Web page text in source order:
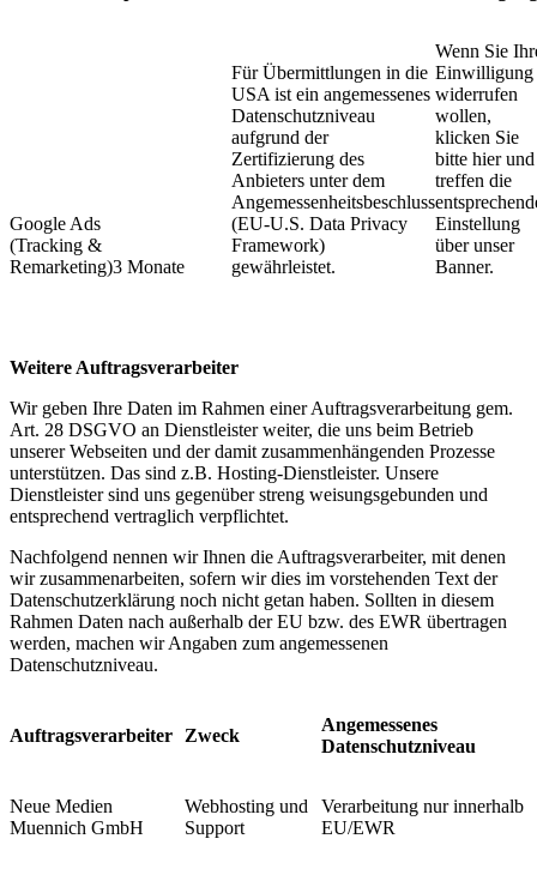
Google Ads
(Tracking &
Remarketing)​3 Monate
​Für Übermittlungen in die
USA ist ein angemessenes
Datenschutzniveau
aufgrund der
Zertifizierung des
Anbieters unter dem
Angemessenheitsbeschluss
(EU-U.S. Data Privacy
Framework)
gewährleistet. ​
Wenn Sie
Einwilligung
widerrufen
wollen,
klicken Sie
bitte hier und
treffen die
Einstellung
über unser
Banner.
Weitere Auftragsverarbeiter
Wir geben Ihre Daten im Rahmen einer Auftragsverarbeitung gem.
Art. 28 DSGVO an Dienstleister weiter, die uns beim Betrieb
unserer Webseiten und der damit zusammenhängenden Prozesse
unterstützen. Das sind z.B. Hosting-Dienstleister. Unsere
Dienstleister sind uns gegenüber streng weisungsgebunden und
entsprechend vertraglich verpflichtet.
Nachfolgend nennen wir Ihnen die Auftragsverarbeiter, mit denen
wir zusammenarbeiten, sofern wir dies im vorstehenden Text der
Datenschutzerklärung noch nicht getan haben. Sollten in diesem
Rahmen Daten nach außerhalb der EU bzw. des EWR übertragen
werden, machen wir Angaben zum angemessenen
Datenschutzniveau.
Auftragsverarbeiter Zweck
Angemessenes
Datenschutzniveau
Neue Medien
Muennich GmbH
Webhosting und
Support
Verarbeitung nur innerhalb
EU/EWR